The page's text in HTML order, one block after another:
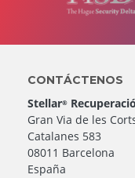
CONTÁCTENOS
Stellar®
Gran Via de les
Catalanes 583
08011 Barcelona
España